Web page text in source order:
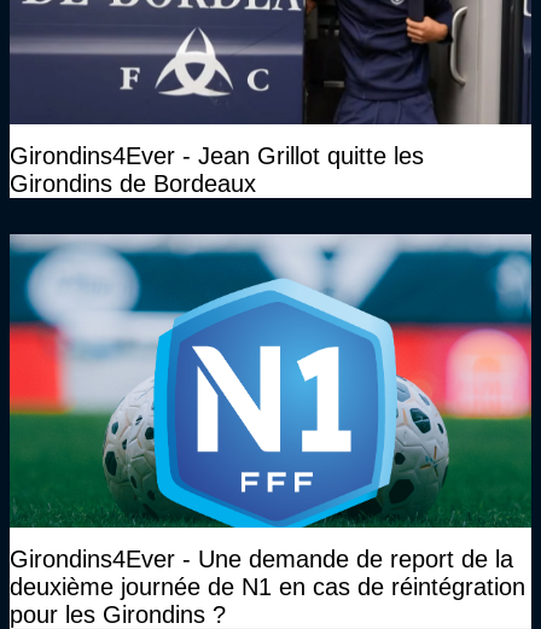
Girondins4Ever - Jean Grillot quitte les
Girondins de Bordeaux
Girondins4Ever - Une demande de report de la
deuxième journée de N1 en cas de réintégration
pour les Girondins ?